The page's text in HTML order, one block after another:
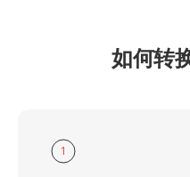
如何转
1